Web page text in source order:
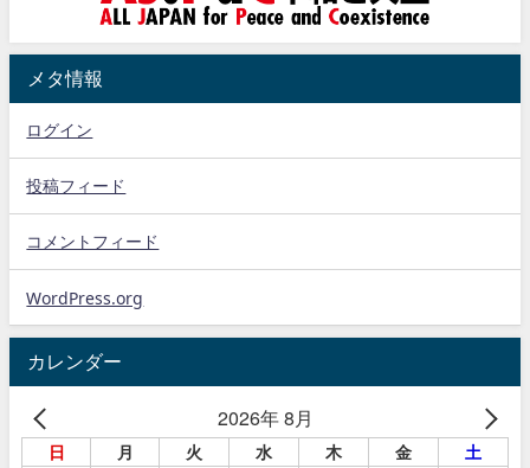
メタ情報
ログイン
投稿フィード
コメントフィード
WordPress.org
カレンダー
2026年 8月
日 月 火 水 木 金 土